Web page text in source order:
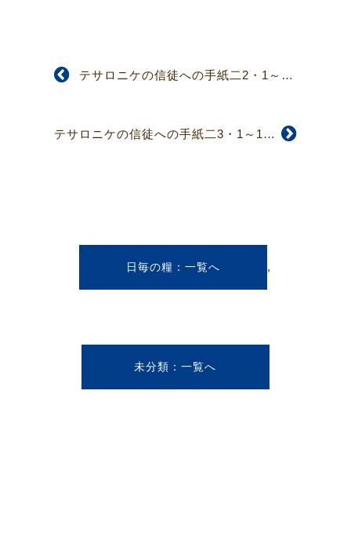
テサロニケの信徒への手紙二2・1～12
テサロニケの信徒への手紙二3・1～18
日毎の糧 ,
未分類